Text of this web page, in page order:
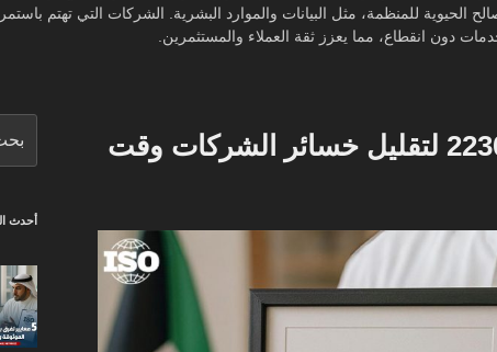
الحيوية للمنظمة، مثل البيانات والموارد البشرية. الشركات التي تهتم
دون انقطاع، مما يعزز ثقة العملاء والمستثمرين.
شهادة الايزو 22301 لتقليل خسائر الشركات وقت
عن:
أحدث